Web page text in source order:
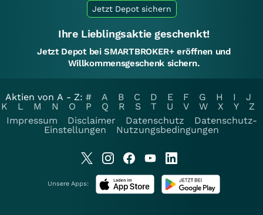
Jetzt Depot sichern
Ihre Lieblingsaktie geschenkt!
Jetzt Depot bei SMARTBROKER+ eröffnen und
Willkommensgeschenk sichern.
Aktien von A - Z: # A B C D E F G H I
J
K
L M N O P Q R S T U V W X Y
Z
Impressum
Disclaimer Datenschutz
Datenschutz-
Einstellungen
Nutzungsbedingungen
Unsere Apps: